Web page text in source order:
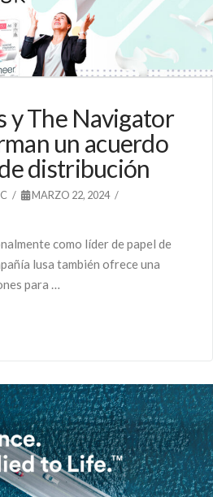
y The Navigator
un acuerdo
distribución
MARZO 22, 2024
como líder de papel de
lusa también ofrece una
para …